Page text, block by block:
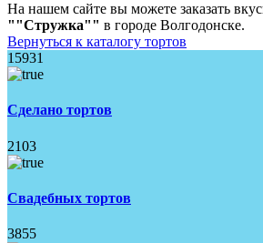
На нашем сайте вы можете заказать
""Стружка"" в городе Волгодонске.
Вернуться к каталогу тортов
15931
Сделано тортов
2103
Свадебных тортов
3855